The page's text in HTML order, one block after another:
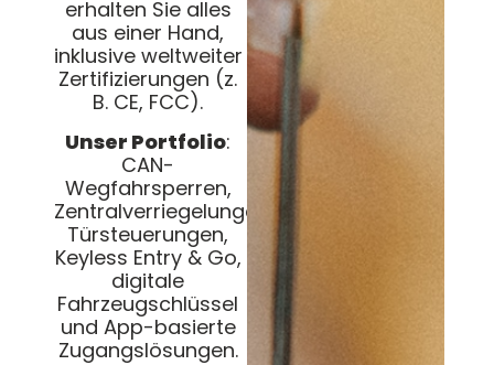
erhalten Sie alles
aus einer Hand,
inklusive weltweiter
Zertifizierungen (z.
B. CE, FCC).
Unser Portfolio:
CAN-
Wegfahrsperren,
Zentralverriegelungen,
Türsteuerungen,
Keyless Entry & Go,
digitale
Fahrzeugschlüssel
und App-basierte
Zugangslösungen.